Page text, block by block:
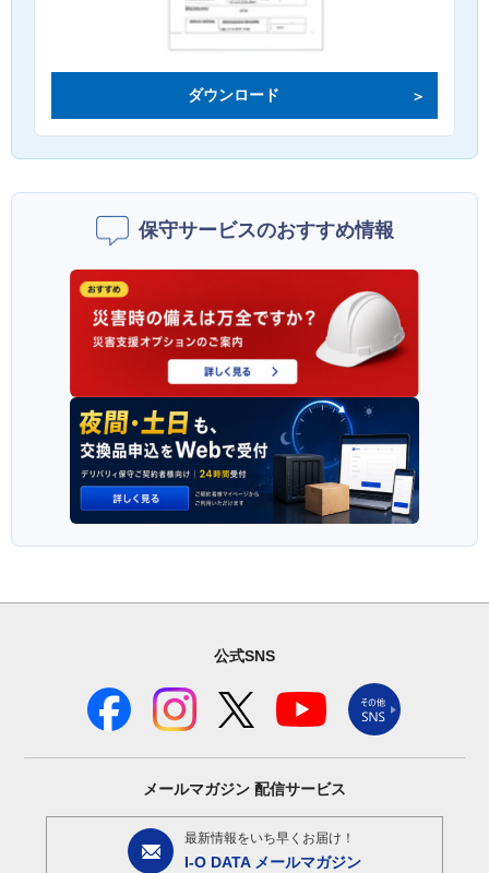
ダウンロード
保守サービスのおすすめ情報
公式SNS
メールマガジン 配信サービス
最新情報をいち早くお届け！
I-O DATA メールマガジン